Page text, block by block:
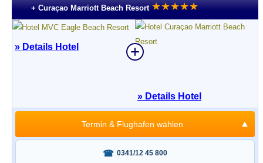
+ Curaçao Marriott Beach Resort ★★★★★
» Details Hotel
» Details Hotel
0341/12 45 800
Termin & Flughafen wählen